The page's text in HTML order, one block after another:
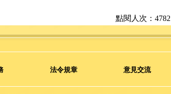
點閱人次：4782
法令規章 意見交流